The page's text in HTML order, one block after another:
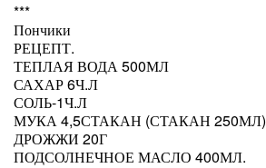
***
Пончики
РЕЦЕПТ.
ТЕПЛАЯ ВОДА 500МЛ
САХАР 6Ч.Л
СОЛЬ-1Ч.Л
МУКА 4,5СТАКАН (СТАКАН 250МЛ)
ДРОЖЖИ 20Г
ПОДСОЛНЕЧНОЕ МАСЛО 400МЛ.